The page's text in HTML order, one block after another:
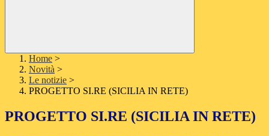
Home >
Novità >
Le notizie >
PROGETTO SI.RE (SICILIA IN RETE)
PROGETTO SI.RE (SICILIA IN RETE)